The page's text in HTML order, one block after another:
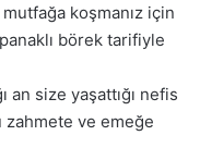
koşmanız için
börek tarifiyle
an size yaşattığı nefis
ve emeğe